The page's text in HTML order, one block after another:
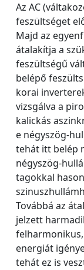
Az AC
feszültséget
Majd az
átalakítja a
feszültségű
belépő
korai
vizsgálva a
kalickás
e négyszög-
tehát itt belép
négyszög-
tagokkal
Továbbá az
jelzett
energiát
tehát ez is